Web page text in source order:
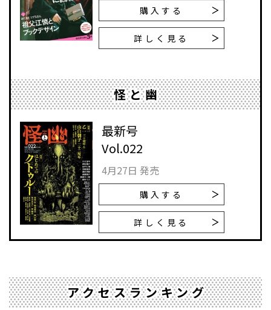
購入する
詳しく見る
怪と幽
最新号
Vol.022
4月27日 発売
購入する
詳しく見る
アクセスランキング